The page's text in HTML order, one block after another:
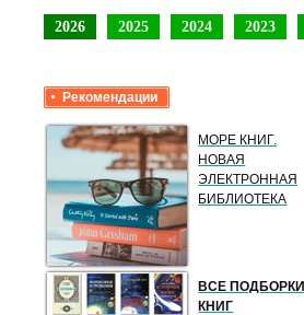
2026 2025 2024 2023
Рекомендации
МОРЕ КНИГ.
НОВАЯ
ЭЛЕКТРОННАЯ
БИБЛИОТЕКА
ВСЕ ПОДБОРКИ
КНИГ